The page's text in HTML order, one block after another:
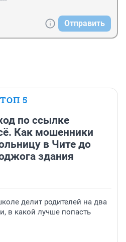
Отправить
ТОП 5
по ссылке
Как мошенники
в Чите до
здания
делит родителей на два
в какой лучше попасть